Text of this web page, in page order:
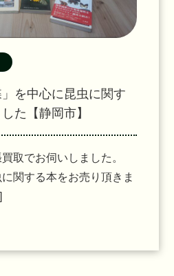
」を中心に昆虫に関す
た【静岡市】
取でお伺いしました。
に関する本をお売り頂きま